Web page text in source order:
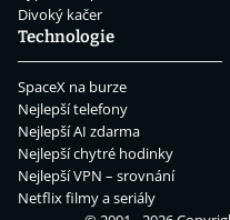
Divoký kačer
Technologie
SpaceX na burze
Nejlepší telefony
Nejlepší AI zdarma
Nejlepší chytré hodinky
Nejlepší VPN – srovnání
Netflix filmy a seriály